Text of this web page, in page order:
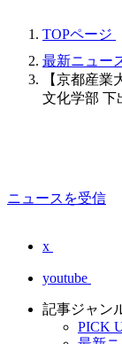
TOPページ
最新ニュー
【京都産
文化学部 下
ニュースを受信
x
youtube
記事ジャン
PICK